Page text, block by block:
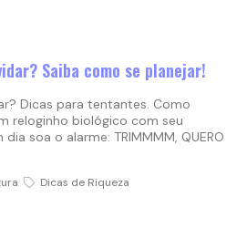
Saiba como se planejar!
Dicas para tentantes. Como
reloginho biológico com seu
soa o alarme: TRIMMMM, QUERO
Dicas de Riqueza